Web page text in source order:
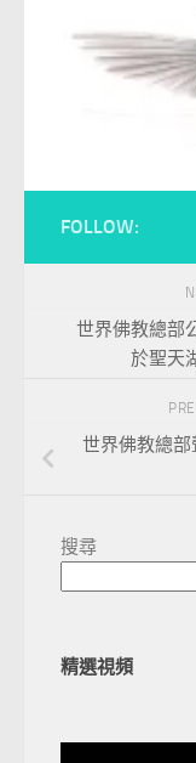
FOLLOW:
世界佛教總部
於聖天
世界佛教總
搜尋
精選視頻